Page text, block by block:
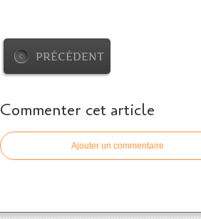
PRÉCÉDENT
Commenter cet article
Ajouter un commentaire